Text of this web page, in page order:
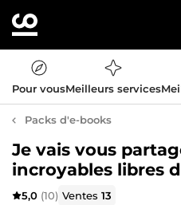
Pour vousMeilleurs services
Packs d'e-books
Je vais vous
incroyables libres
5,0 (10) Ventes13